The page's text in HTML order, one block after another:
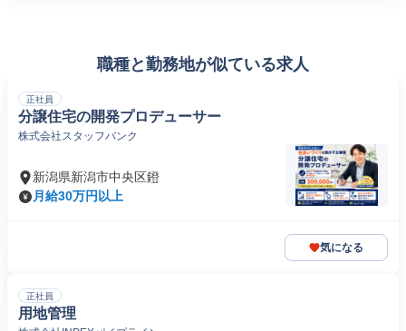
職種と勤務地が似ている求人
正社員
分譲住宅の開発プロデューサー
株式会社スタッフバンク
新潟県新潟市中央区鐙
月給30万円以上
気になる
正社員
用地管理